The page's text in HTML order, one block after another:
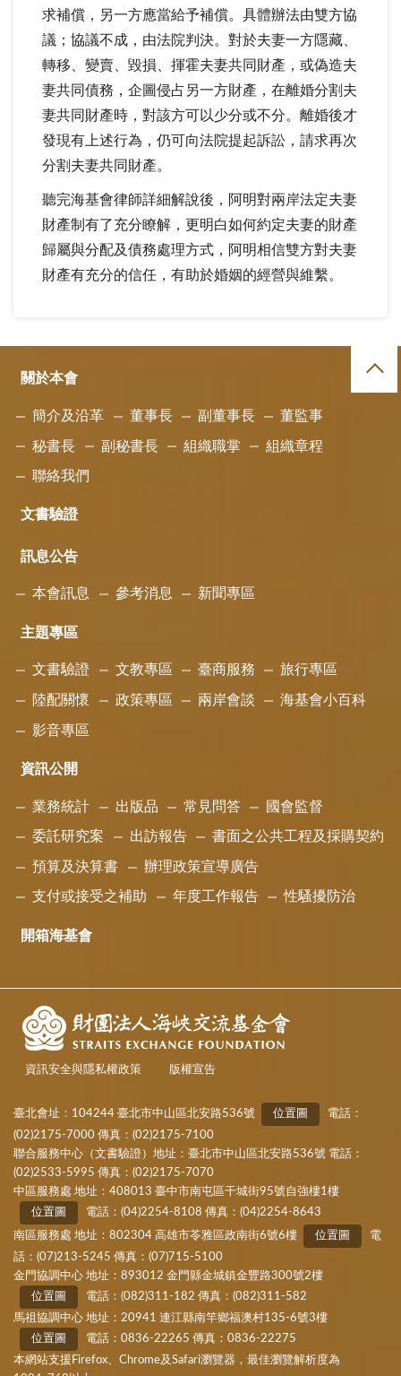
求補償，另一方應當給予補償。具體辦法由雙方協
議；協議不成，由法院判決。對於夫妻一方隱藏、
轉移、變賣、毀損、揮霍夫妻共同財產，或偽造夫
妻共同債務，企圖侵占另一方財產，在離婚分割夫
妻共同財產時，對該方可以少分或不分。離婚後才
發現有上述行為，仍可向法院提起訴訟，請求再次
分割夫妻共同財產。
聽完海基會律師詳細解說後，阿明對兩岸法定夫妻
財產制有了充分瞭解，更明白如何約定夫妻的財產
歸屬與分配及債務處理方式，阿明相信雙方對夫妻
財產有充分的信任，有助於婚姻的經營與維繫。
關於本會
簡介及沿革 董事長 副董事長 董監事
秘書長 副秘書長 組織職掌 組織章程
聯絡我們
文書驗證
訊息公告
本會訊息 參考消息 新聞專區
主題專區
文書驗證 文教專區 臺商服務 旅行專區
陸配關懷 政策專區 兩岸會談 海基會小百科
影音專區
資訊公開
業務統計 出版品 常見問答 國會監督
委託研究案 出訪報告 書面之公共工程及採購契約
預算及決算書 辦理政策宣導廣告
支付或接受之補助 年度工作報告 性騷擾防治
開箱海基會
資訊安全與隱私權政策 版權宣告
臺北會址：104244 臺北市中山區北安路536號 位置圖
電話：
(02)2175-7000 傳真：(02)2175-7100
聯合服務中心（文書驗證）地址：臺北市中山區北安路536號 電話：
(02)2533-5995 傳真：(02)2175-7070
中區服務處 地址：408013 臺中市南屯區干城街95號自強樓1樓
位置圖
電話：(04)2254-8108 傳真：(04)2254-8643
南區服務處 地址：802304 高雄市苓雅區政南街6號6樓
位置圖
電
話：(07)213-5245 傳真：(07)715-5100
金門協調中心 地址：893012 金門縣金城鎮金豐路300號2樓
位置圖
電話：(082)311-182 傳真：(082)311-582
馬祖協調中心 地址：20941 連江縣南竿鄉福澳村135-6號3樓
位置圖
電話：0836-22265 傳真：0836-22275
本網站支援Firefox、Chrome及Safari瀏覽器，最佳瀏覽解析度為